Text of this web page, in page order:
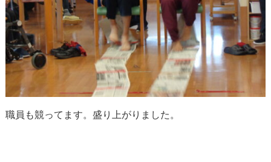
職員も競ってます。盛り上がりました。